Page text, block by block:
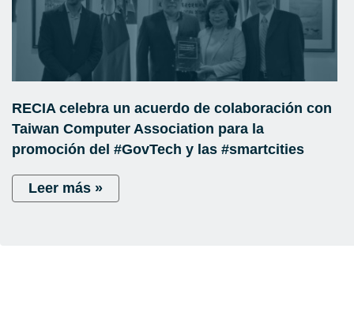
RECIA celebra un acuerdo de colaboración con
Taiwan Computer Association para la
promoción del #GovTech y las #smartcities
Leer más »